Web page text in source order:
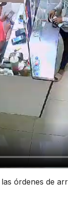
órdenes de